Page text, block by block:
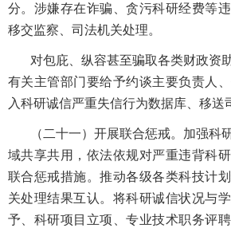
分。涉嫌存在诈骗、贪污科研经费等
移交监察、司法机关处理。
对包庇、纵容甚至骗取各类财政资
有关主管部门要给予约谈主要负责人
入科研诚信严重失信行为数据库、移送
（二十一）开展联合惩戒。加强科
域共享共用，依法依规对严重违背科
联合惩戒措施。推动各级各类科技计
关处理结果互认。将科研诚信状况与
予、科研项目立项、专业技术职务评